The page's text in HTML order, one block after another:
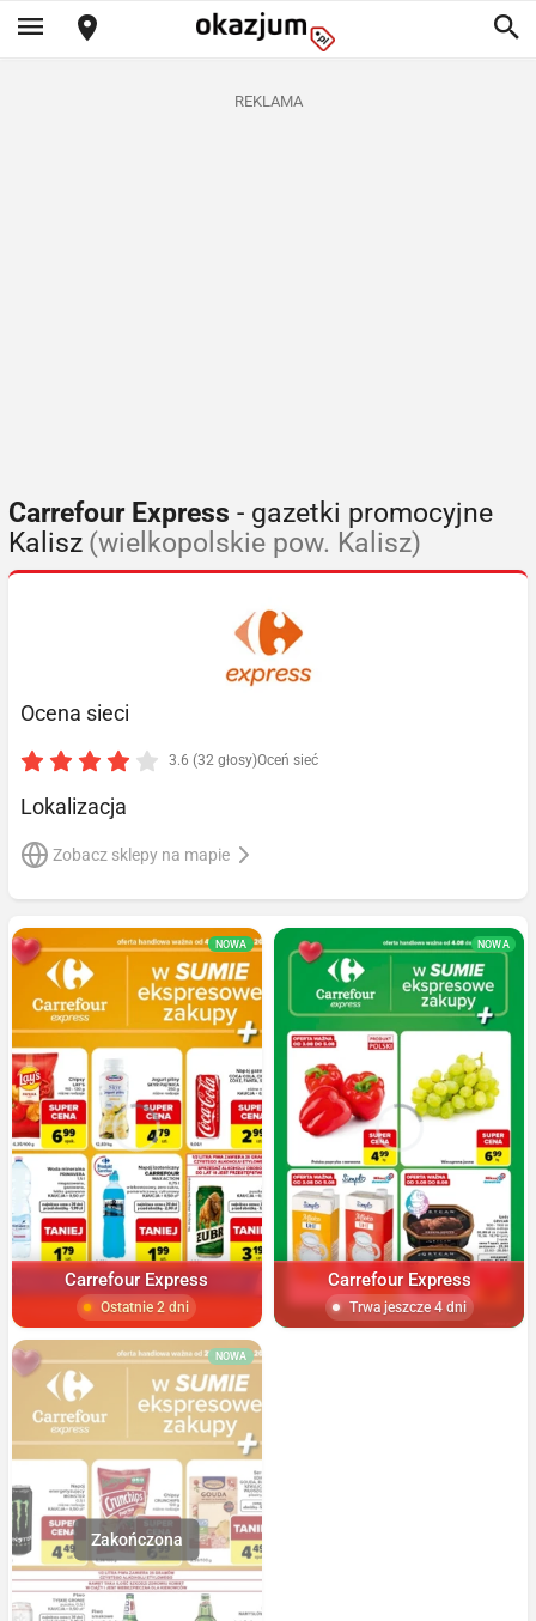
REKLAMA
Carrefour Express - gazetki promocyjne
Kalisz (wielkopolskie pow. Kalisz)
Ocena sieci
3.6 (32 głosy)Oceń sieć
Lokalizacja
Zobacz sklepy na mapie
NOWA
Carrefour Express
Ostatnie 2 dni
NOWA
Carrefour Express
Trwa jeszcze 4 dni
NOWA